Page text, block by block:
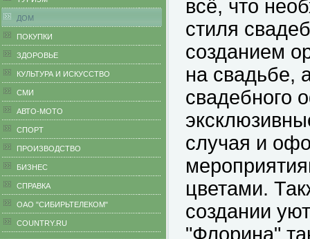
ДОМ
ПОКУПКИ
ЗДОРОВЬЕ
КУЛЬТУРА И ИСКУССТВО
СМИ
АВТО-МОТО
СПОРТ
ПРОИЗВОДСТВО
БИЗНЕС
CПРАВКА
ОАО "СИБИРЬТЕЛЕКОМ"
COUNTRY.RU
всё, что
стиля
созданием
на свадьбе,
свадебного
случая и
цветами.
создании
"Флорина"